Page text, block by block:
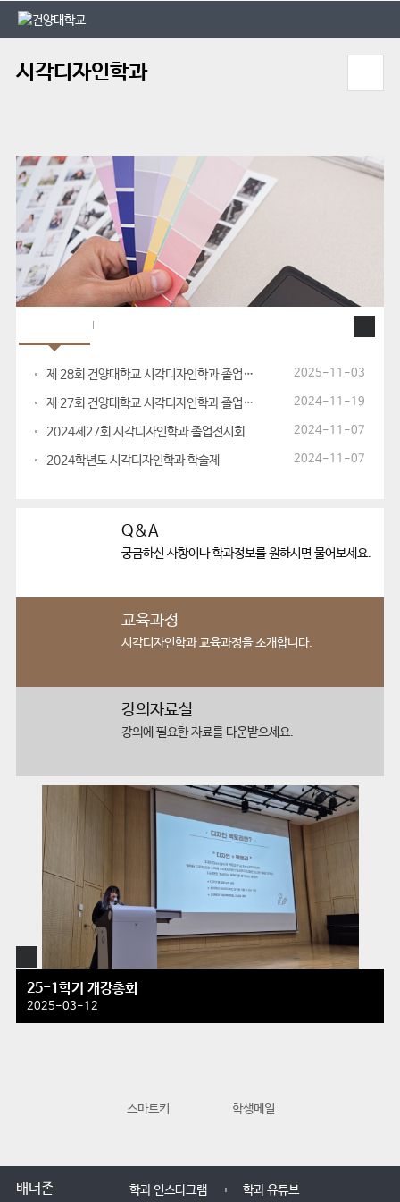
본문 바로가기
대메뉴 바로가기
시각디자인학과
제 28회 건양대학교 시각디자인학과 졸업전시회 2025-11-03
제 27회 건양대학교 시각디자인학과 졸업전시회 2024-11-19
2024제27회 시각디자인학과 졸업전시회 2024-11-07
2024학년도 시각디자인학과 학술제 2024-11-07
Q&A
궁금하신 사항이나학과정보를 원하시면 물어보세요.
교육과정
시각디자인학과교육과정을 소개합니다.
강의자료실
강의에 필요한자료를 다운받으세요.
25-1학기 개강총회
2025-03-12
스마트키 학생메일
배너존 학과 인스타그램 학과 유튜브